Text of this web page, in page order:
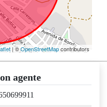
| ©OpenStreetMapcontributors
agente